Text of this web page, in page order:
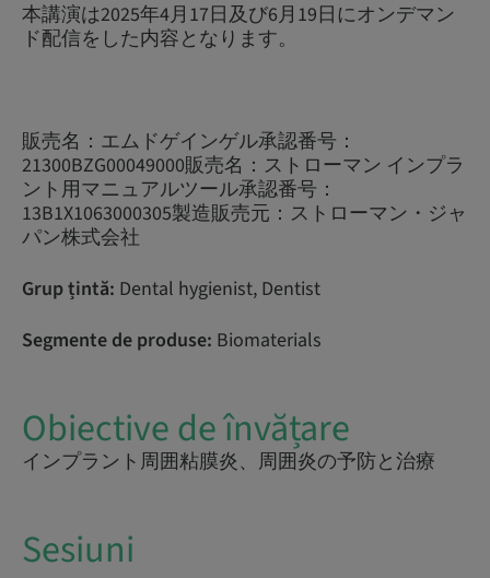
本講演は2025年4月17日及び6月19日にオンデマン
ド配信をした内容となります。
販売名：エムドゲインゲル承認番号：
21300BZG00049000販売名：ストローマン インプラ
ント用マニュアルツール承認番号：
13B1X1063000305製造販売元：ストローマン・ジャ
パン株式会社
Grup țintă: Dental hygienist, Dentist
Segmente de produse: Biomaterials
Obiective de învățare
インプラント周囲粘膜炎、周囲炎の予防と治療
Sesiuni